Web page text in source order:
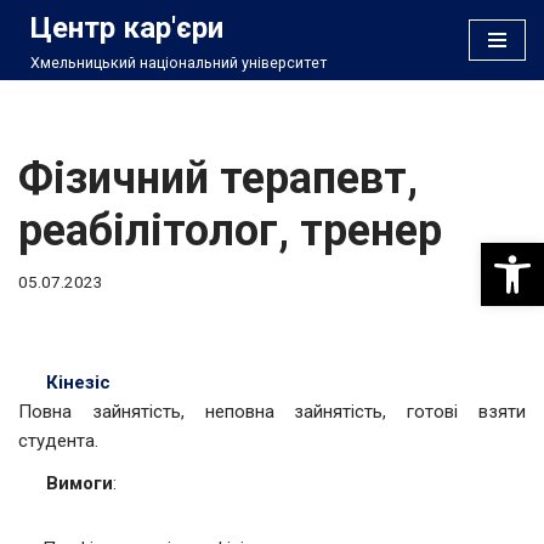
Перейти
Центр кар'єри
Хмельницький національний університет
Фізичний терапевт,
реабілітолог, тренер
05.07.2023
Кінезіс
Повна зайнятість, неповна зайнятість, готові взяти
студента.
Вимоги: